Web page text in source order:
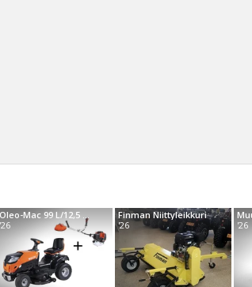
Oleo-Mac 99 L/12,5 K M
'26
Finman Niittyleikkuri
'26
'26